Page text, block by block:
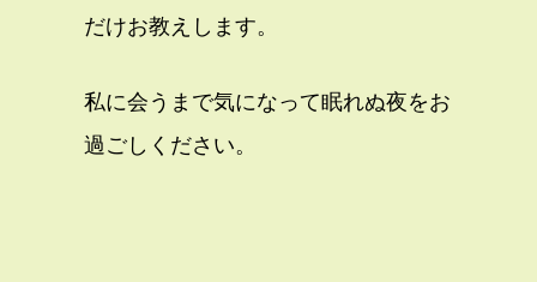
だけお教えします。
私に会うまで気になって眠れぬ夜をお
過ごしください。